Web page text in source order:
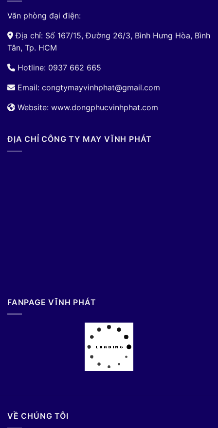
Văn phòng đại điện:
Địa chỉ: Số 167/15, Đường 26/3, Bình Hưng Hòa, Bình
Tân, Tp. HCM
Hotline: 0937 662 665
Email: congtymayvinhphat@gmail.com
Website: www.dongphucvinhphat.com
ĐỊA CHỈ CÔNG TY MAY VĨNH PHÁT
FANPAGE VĨNH PHÁT
VỀ CHÚNG TÔI